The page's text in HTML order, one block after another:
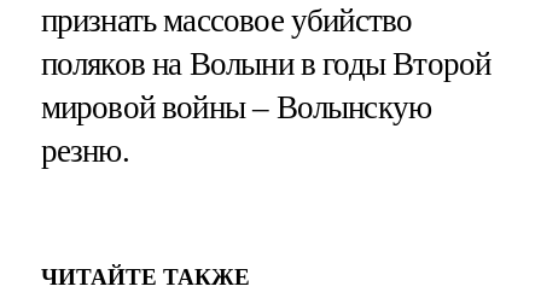
признать массовое убийство
поляков на Волыни в годы Второй
мировой войны – Волынскую
резню.
ЧИТАЙТЕ ТАКЖЕ